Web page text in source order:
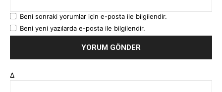
Beni sonraki yorumlar için e-posta ile bilgilendir.
Beni yeni yazılarda e-posta ile bilgilendir.
Δ